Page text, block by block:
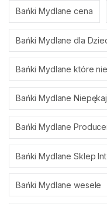
Bańki Mydlane cena
Bańki Mydlane dla
Bańki Mydlane które
Bańki Mydlane
Bańki Mydlane
Bańki Mydlane Sklep
Bańki Mydlane wesele